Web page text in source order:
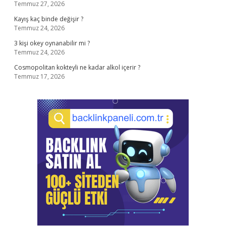
Temmuz 27, 2026
Kayış kaç binde değişir ?
Temmuz 24, 2026
3 kişi okey oynanabilir mi ?
Temmuz 24, 2026
Cosmopolitan kokteyli ne kadar alkol içerir ?
Temmuz 17, 2026